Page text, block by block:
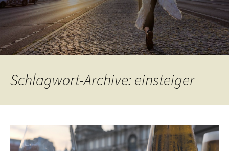
Schlagwort-Archive: einsteiger